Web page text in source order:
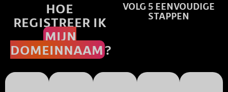
HOE
REGISTREER IK
MIJN
DOMEINNAAM ?
VOLG 5 EENVOUDIGE
STAPPEN